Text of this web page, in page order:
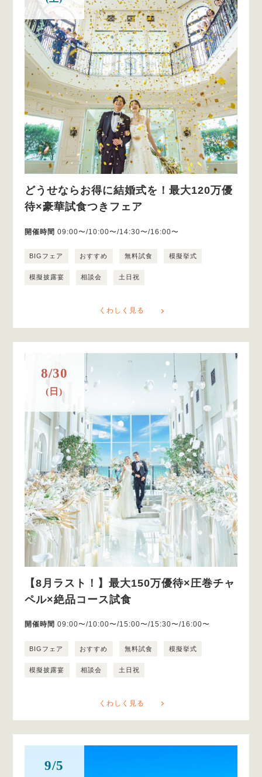
どうせならお得に結婚式を！最大120万優
待×豪華試食つきフェア
開催時間 09:00〜/10:00〜/14:30〜/16:00〜
BIGフェア おすすめ 無料試食 模擬挙式
模擬披露宴 相談会 土日祝
くわしく見る
8/30
(日)
【8月ラスト！】最大150万優待×圧巻チャ
ペル×絶品コース試食
開催時間 09:00〜/10:00〜/15:00〜/15:30〜/16:00〜
BIGフェア おすすめ 無料試食 模擬挙式
模擬披露宴 相談会 土日祝
くわしく見る
9/5